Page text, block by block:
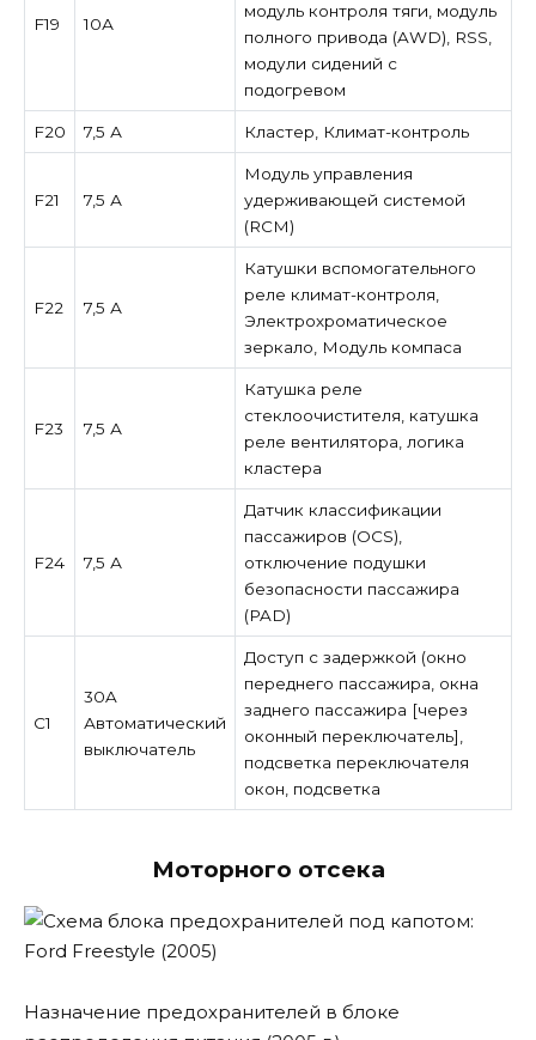
F19 10А
модуль контроля тяги, модуль
полного привода (AWD), RSS,
модули сидений с
подогревом
F20 7,5 А Кластер, Климат-контроль
F21 7,5 А
Модуль управления
удерживающей системой
(RCM)
F22 7,5 А
Катушки вспомогательного
реле климат-контроля,
Электрохроматическое
зеркало, Модуль компаса
F23 7,5 А
Катушка реле
стеклоочистителя, катушка
реле вентилятора, логика
кластера
F24 7,5 А
Датчик классификации
пассажиров (OCS),
отключение подушки
безопасности пассажира
(PAD)
C1
30A
Автоматический
выключатель
Доступ с задержкой (окно
переднего пассажира, окна
заднего пассажира [через
оконный переключатель],
подсветка переключателя
окон, подсветка
Моторного отсека
Назначение предохранителей в блоке